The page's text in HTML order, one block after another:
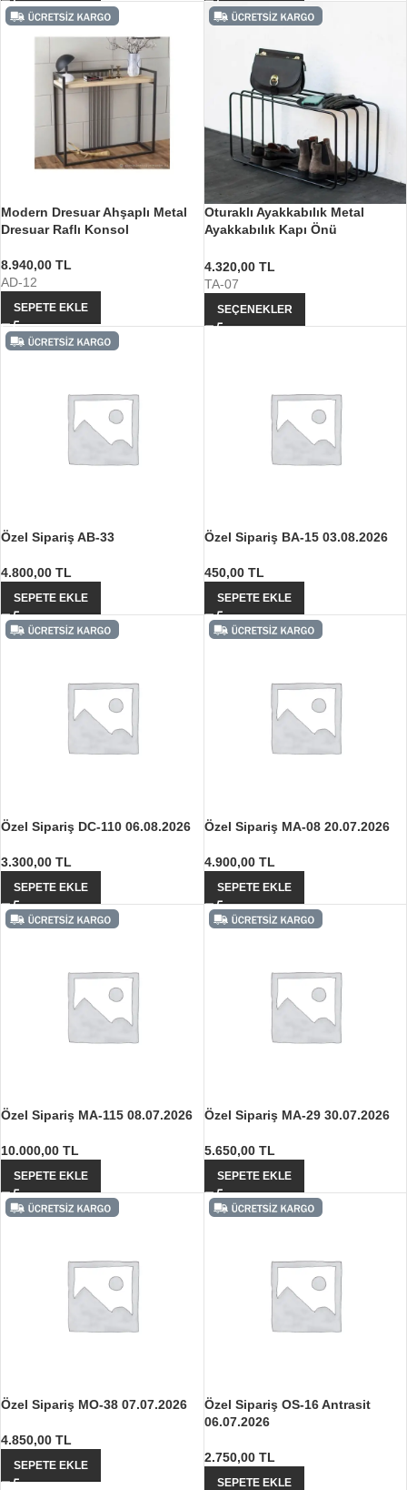
Modern Dresuar Ahşaplı Metal
Dresuar Raflı Konsol
8.940,00 TL
AD-12
SEPETE EKLE
Oturaklı Ayakkabılık Metal
Ayakkabılık Kapı Önü
4.320,00 TL
TA-07
SEÇENEKLER
Özel Sipariş AB-33
4.800,00 TL
SEPETE EKLE
Özel Sipariş BA-15 03.08.2026
450,00 TL
SEPETE EKLE
Özel Sipariş DC-110 06.08.2026
3.300,00 TL
SEPETE EKLE
Özel Sipariş MA-08 20.07.2026
4.900,00 TL
SEPETE EKLE
Özel Sipariş MA-115 08.07.2026
10.000,00 TL
SEPETE EKLE
Özel Sipariş MA-29 30.07.2026
5.650,00 TL
SEPETE EKLE
Özel Sipariş MO-38 07.07.2026
4.850,00 TL
SEPETE EKLE
Özel Sipariş OS-16 Antrasit
06.07.2026
2.750,00 TL
SEPETE EKLE